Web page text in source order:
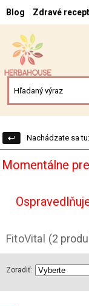
Blog Zdravé
Nachádzate sa tu:
Momentálne
FitoVital (2
Zoradiť: